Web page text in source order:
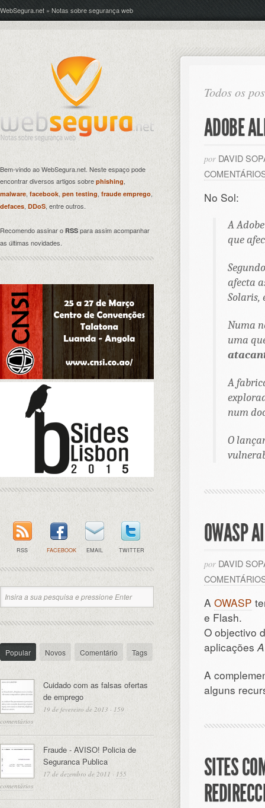
WebSegura.net » Notas sobre segurança web
Todos os
ADOBE
por DAVID
No Sol:
A
que
afecta
Solaris,
Numa
uma
A
num
O
OWASP
por DAVID
A OWASP
e Flash.
O objectivo
aplicações
A
alguns
SITES
Bem-vindo ao WebSegura.net. Neste espaço pode
encontrar diversos artigos sobre phishing,
malware, facebook, pen testing fraude emprego,
defaces, DDoS, entre outros.
Recomendo assinar o RSS para assim acompanhar
as últimas novidades.
RSS FACEBOOK EMAIL TWITTER
Popular Novos Comentário Tags
Cuidado com as falsas ofertas
de emprego
19 de fevereiro de 2013 · 159
comentários
Fraude - AVISO! Policia de
Seguranca Publica
17 de dezembro de 2011 · 155
comentários